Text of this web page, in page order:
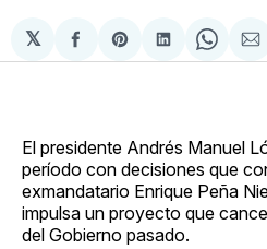
𝕏
Compartir
en
Share
on
Compartir
en
Share
on
El presidente Andrés Manuel
período con decisiones que
exmandatario Enrique Peña
impulsa un proyecto que
del Gobierno pasado.